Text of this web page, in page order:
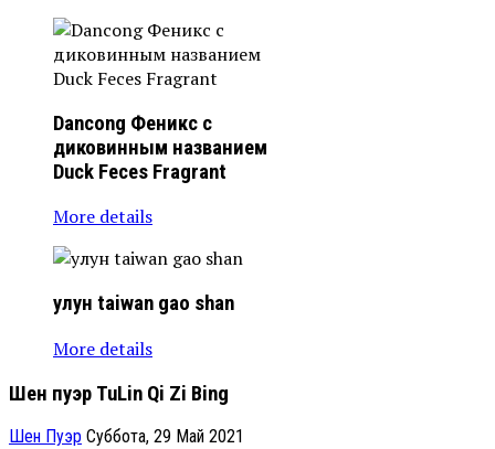
Dancong Феникс с
диковинным названием
Duck Feces Fragrant
More details
улун taiwan gao shan
More details
Шен пуэр TuLin Qi Zi Bing
Шен Пуэр Суббота, 29 Май 2021